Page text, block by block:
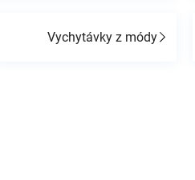
Vychytávky z módy